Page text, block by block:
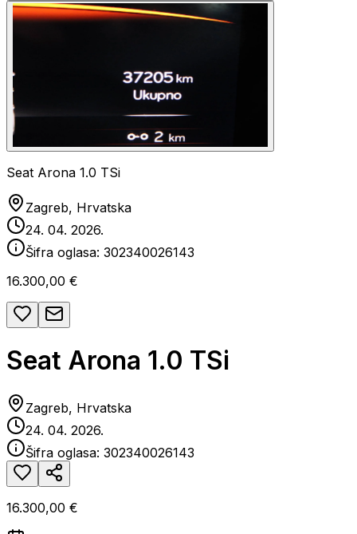
Seat Arona 1.0 TSi
Zagreb, Hrvatska
24. 04. 2026.
Šifra oglasa: 302340026143
16.300,00 €
Seat Arona 1.0 TSi
Zagreb, Hrvatska
24. 04. 2026.
Šifra oglasa: 302340026143
16.300,00 €